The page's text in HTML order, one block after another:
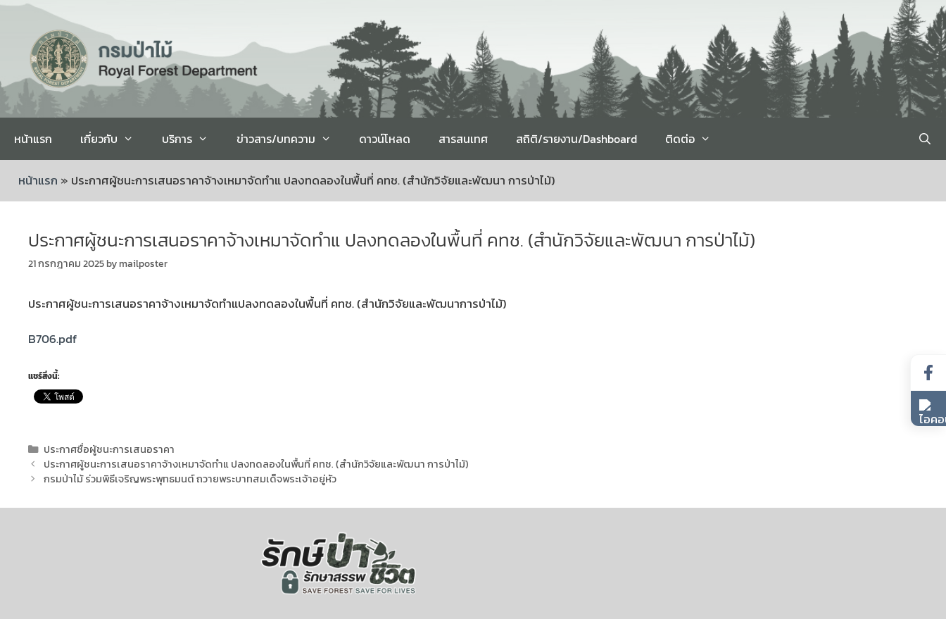
หน้าแรก เกี่ยวกับ บริการ ข่าวสาร/บทความ ดาวน์โหลด สารสนเทศ สถิติ/รายงาน/Dashboard ติดต่อ
หน้าแรก » ประกาศผู้ชนะการเสนอราคาจ้างเหมาจัดทำแ ปลงทดลองในพื้นที่ คทช. (สำนักวิจัยและพัฒนา การป่าไม้)
ประกาศผู้ชนะการเสนอราคาจ้างเหมาจัดทำแ ปลงทดลองในพื้นที่ คทช. (สำนักวิจัยและพัฒนา การป่าไม้)
21 กรกฎาคม 2025bymailposter
ประกาศผู้ชนะการเสนอราคาจ้างเหมาจัดทำแปลงทดลองในพื้นที่ คทช. (สำนักวิจัยและพัฒนาการป่าไม้)
B706.pdf
แชร์สิ่งนี้:
ประกาศชื่อผู้ชนะการเสนอราคา
ประกาศผู้ชนะการเสนอราคาจ้างเหมาจัดทำแ ปลงทดลองในพื้นที่ คทช. (สำนักวิจัยและพัฒนา การป่าไม้)
กรมป่าไม้ ร่วมพิธีเจริญพระพุทธมนต์ ถวายพระบาทสมเด็จพระเจ้าอยู่หัว